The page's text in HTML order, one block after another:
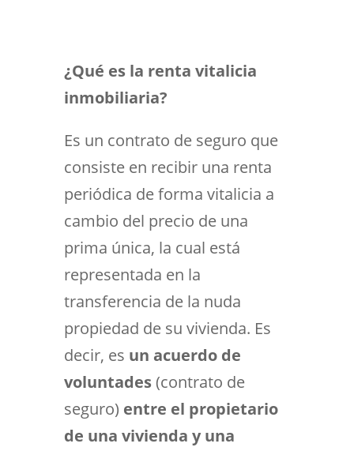
¿Qué es la renta vitalicia
inmobiliaria?
Es un contrato de seguro que
consiste en recibir una renta
periódica de forma vitalicia a
cambio del precio de una
prima única, la cual está
representada en la
transferencia de la nuda
propiedad de su vivienda. Es
decir, es un acuerdo de
voluntades(contrato de
seguro) entre el propietario
de una vivienda y una